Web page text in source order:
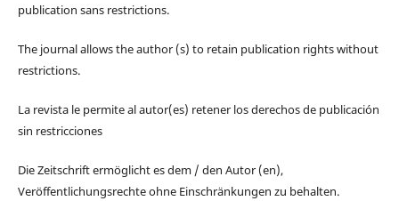
publication sans restrictions.
The journal allows the author (s) to retain publication rights without
restrictions.
La revista le permite al autor(es) retener los derechos de publicación
sin restricciones
Die Zeitschrift ermöglicht es dem / den Autor (en),
Veröffentlichungsrechte ohne Einschränkungen zu behalten.